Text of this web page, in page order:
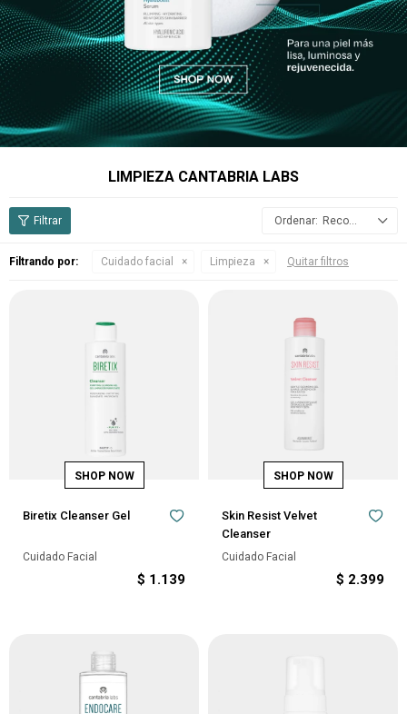
LIMPIEZA CANTABRIA LABS
Recomendados
Filtrando por: Cuidado facial Limpieza Quitar filtros
Biretix Cleanser Gel
Cuidado Facial
$ 1.139
Skin Resist Velvet
Cleanser
Cuidado Facial
$ 2.399